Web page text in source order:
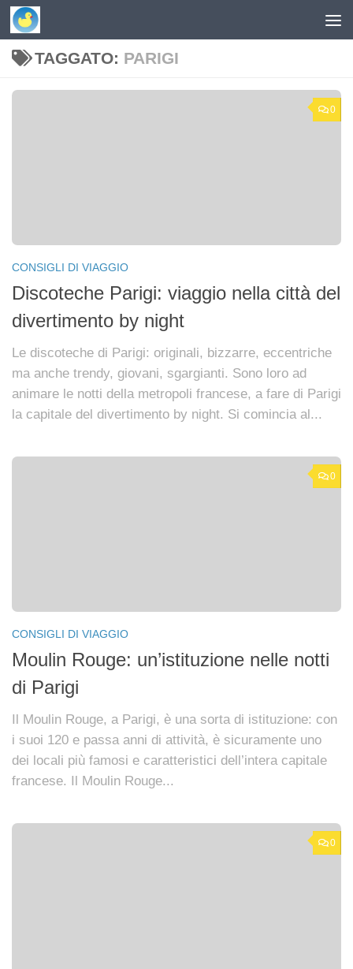
Skip to content
TAGGATO: PARIGI
0
CONSIGLI DI VIAGGIO
Discoteche Parigi: viaggio nella città del
divertimento by night
Le discoteche di Parigi: originali, bizzarre, eccentriche
ma anche trendy, giovani, sgargianti. Sono loro ad
animare le notti della metropoli francese, a fare di Parigi
la capitale del divertimento by night. Si comincia al...
0
CONSIGLI DI VIAGGIO
Moulin Rouge: un’istituzione nelle notti
di Parigi
Il Moulin Rouge, a Parigi, è una sorta di istituzione: con
i suoi 120 e passa anni di attività, è sicuramente uno
dei locali più famosi e caratteristici dell’intera capitale
francese. Il Moulin Rouge...
0